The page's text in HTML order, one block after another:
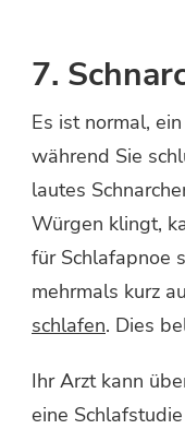
7.
Es ist normal,
während Sie
lautes
Würgen klingt,
für Schlafapnoe
mehrmals kurz
schlafen. Dies
Ihr Arzt kann
eine